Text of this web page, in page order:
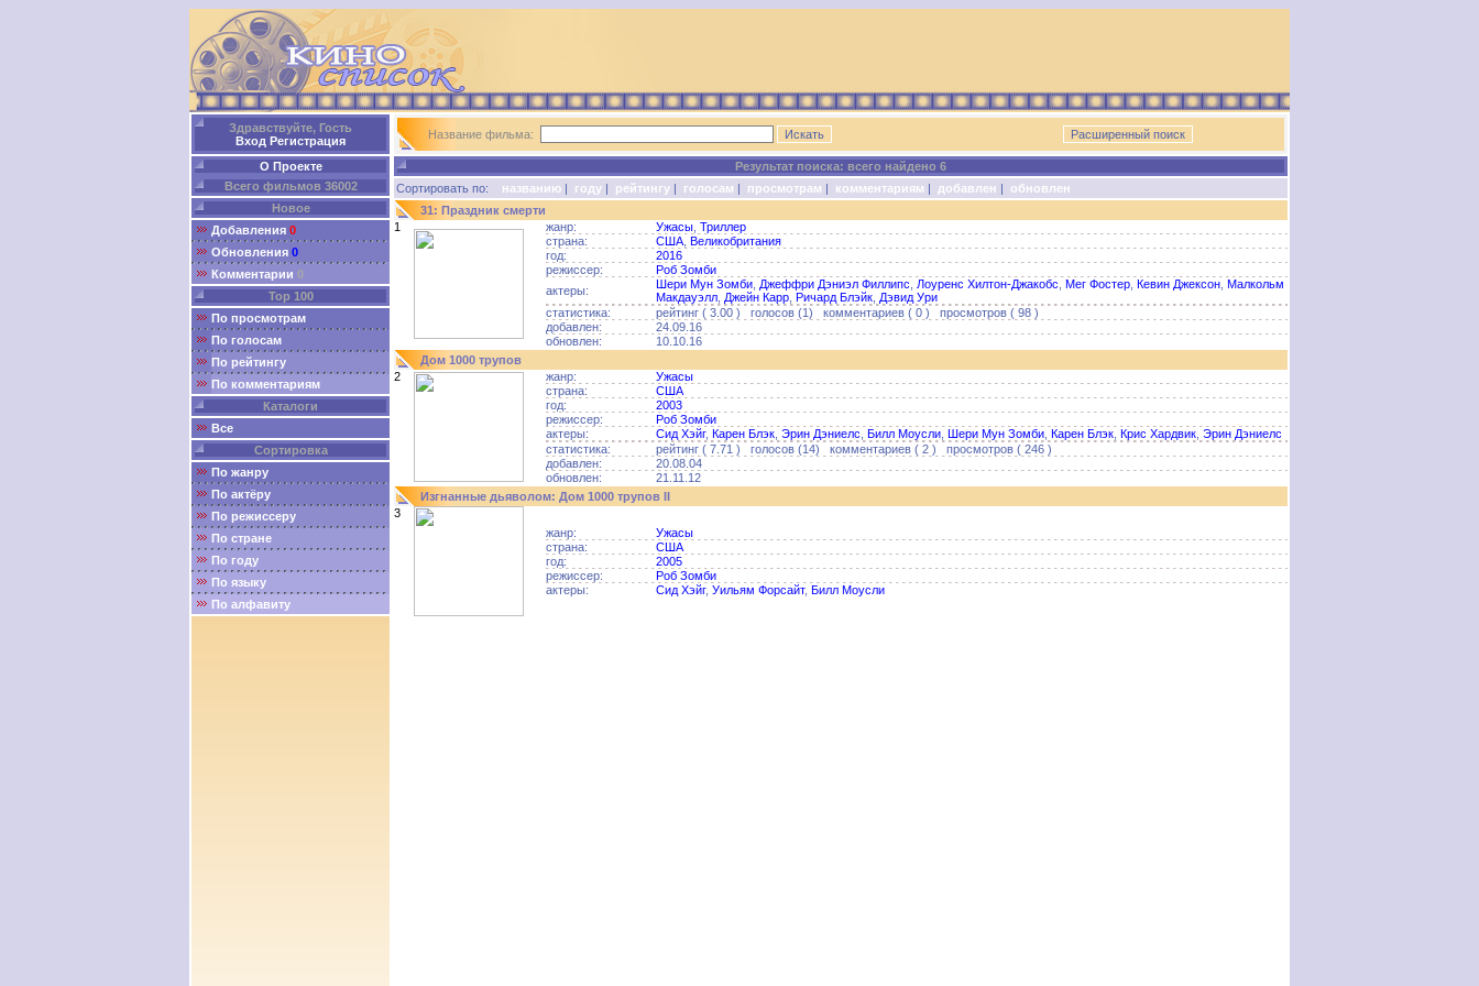
Здравствуйте, Гость
Вход Регистрация
О Проекте
Всего фильмов 36002
Новое
Добавления 0
Обновления 0
Комментарии 0
Top 100
По просмотрам
По голосам
По рейтингу
По комментариям
Каталоги
Все
Сортировка
По жанру
По актёру
По режиссеру
По стране
По году
По языку
По алфавиту
Название фильма:
Результат поиска: всего найдено 6
Сортировать по: названию | году | рейтингу | голосам | просмотрам | комментариям | добавлен | обновлен
31: Праздник смерти
1
жанр: Ужасы Триллер
страна:
США Великобритания
год:
2016
режиссер:
Роб Зомби
актеры:
Шери Мун Зомби Джеффри Дэниэл Филлипс Лоуренс Хилтон-Джакобс Мег Фостер Кевин Джексон Малкольм
Макдауэлл Джейн Карр Ричард Блэйк Дэвид Ури
статистика:
рейтинг ( 3.00 ) голосов (1) комментариев ( 0 ) просмотров ( 98 )
добавлен:
24.09.16
обновлен:
10.10.16
Дом 1000 трупов
2
жанр:
Ужасы
страна:
США
год:
2003
режиссер:
Роб Зомби
актеры:
Сид Хэйг, Карен Блэк Эрин Дэниелс Билл Моусли Шери Мун Зомби Карен Блэк Крис Хардвик Эрин Дэниелс
статистика:
рейтинг ( 7.71 ) голосов (14) комментариев ( 2 ) просмотров ( 246 )
добавлен:
20.08.04
обновлен:
21.11.12
Изгнанные дьяволом: Дом 1000 трупов II
3
жанр:
Ужасы
страна:
США
год:
2005
режиссер:
Роб Зомби
актеры:
Сид Хэйг, Уильям Форсайт, Билл Моусли